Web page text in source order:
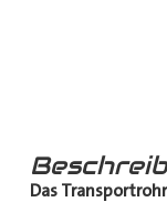
Das